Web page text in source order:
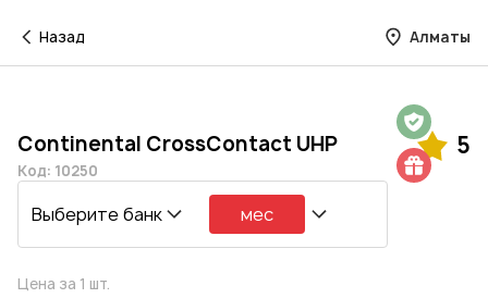
Назад Алматы
Continental CrossContact UHP 5
Код: 10250
Выберите банк мес
Цена за 1 шт.